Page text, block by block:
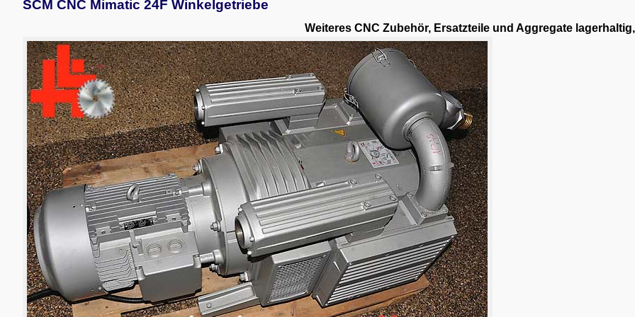
SCM CNC Mimatic 24F Winkelgetriebe
Weiteres CNC Zubehör, Ersatzteile und Aggregate